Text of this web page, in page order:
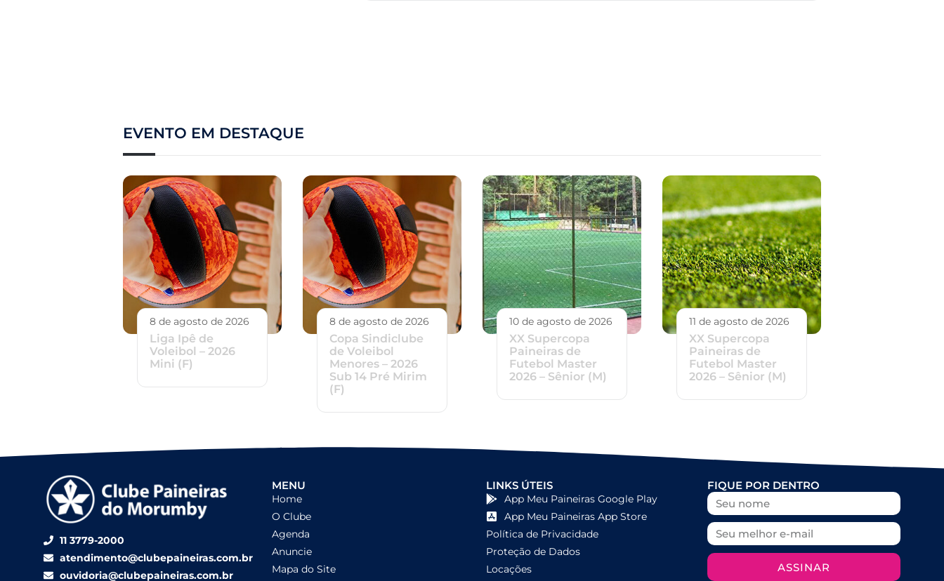
EVENTO EM DESTAQUE
8 de agosto de 2026
Liga Ipê de
Voleibol – 2026
Mini (F)
8 de agosto de 2026
Copa Sindiclube
de Voleibol
Menores – 2026
Sub 14 Pré Mirim
(F)
10 de agosto de 2026
XX Supercopa
Paineiras de
Futebol Master
2026 – Sênior (M)
11 de agosto de 2026
XX Supercopa
Paineiras de
Futebol Master
2026 – Sênior (M)
11 3779-2000
atendimento@clubepaineiras.com.br
ouvidoria@clubepaineiras.com.br
MENU
Home
O Clube
Agenda
Anuncie
Mapa do Site
LINKS ÚTEIS
App Meu Paineiras Google Play
App Meu Paineiras App Store
Política de Privacidade
Proteção de Dados
Locações
FIQUE POR DENTRO
ASSINAR